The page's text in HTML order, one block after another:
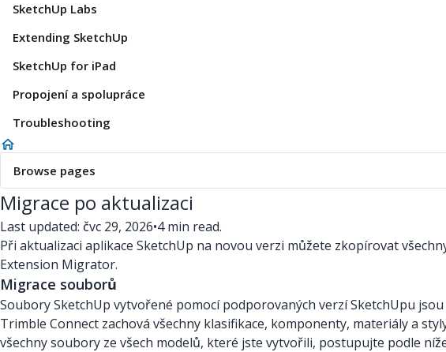
SketchUp Labs
Extending SketchUp
SketchUp for iPad
Propojení a spolupráce
Troubleshooting
Browse pages
Migrace po aktualizaci
Last updated: čvc 29, 2026•4 min read.
Při aktualizaci aplikace SketchUp na novou verzi můžete zkopírovat
Extension Migrator.
Migrace souborů
Soubory SketchUp vytvořené pomocí podporovaných verzí SketchUpu
Trimble Connect zachová všechny klasifikace, komponenty, materiály a
všechny soubory ze všech modelů, které jste vytvořili, postupujte podle